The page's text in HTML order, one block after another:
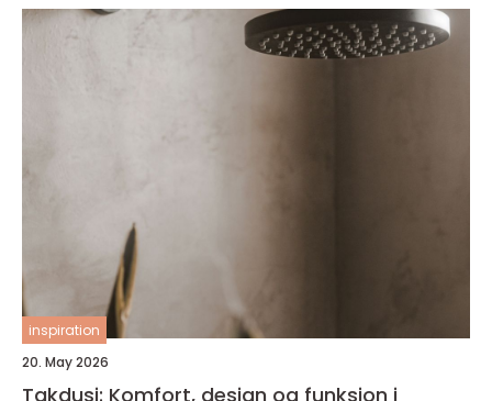
inspiration
20. May 2026
Takdusj: Komfort, design og funksjon i